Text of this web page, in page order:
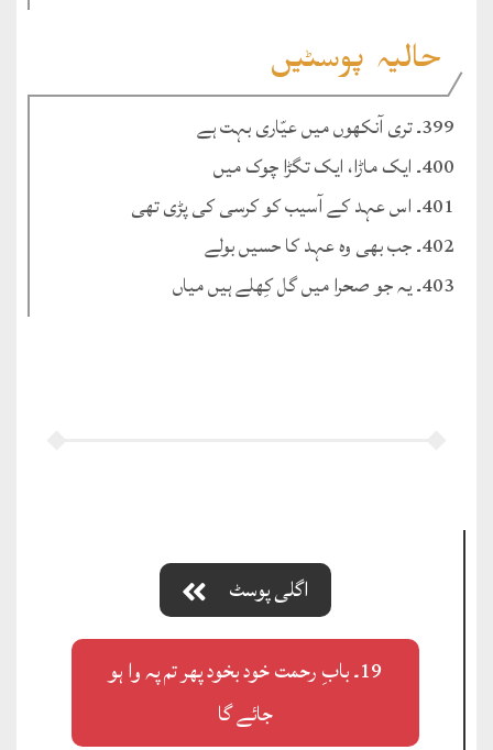
حالیہ پوسٹیں
399۔ تری آنکھوں میں عیّاری بہت ہے
400۔ ایک ماڑا، ایک تگڑا چوک میں
401۔ اس عہد کے آسیب کو کرسی کی پڑی تھی
402۔ جب بھی وہ عہد کا حسیں بولے
403۔ یہ جو صحرا میں گل کِھلے ہیں میاں
اگلی پوسٹ
19۔ بابِ رحمت خود بخود پھر تم پہ وا ہو
جائے گا